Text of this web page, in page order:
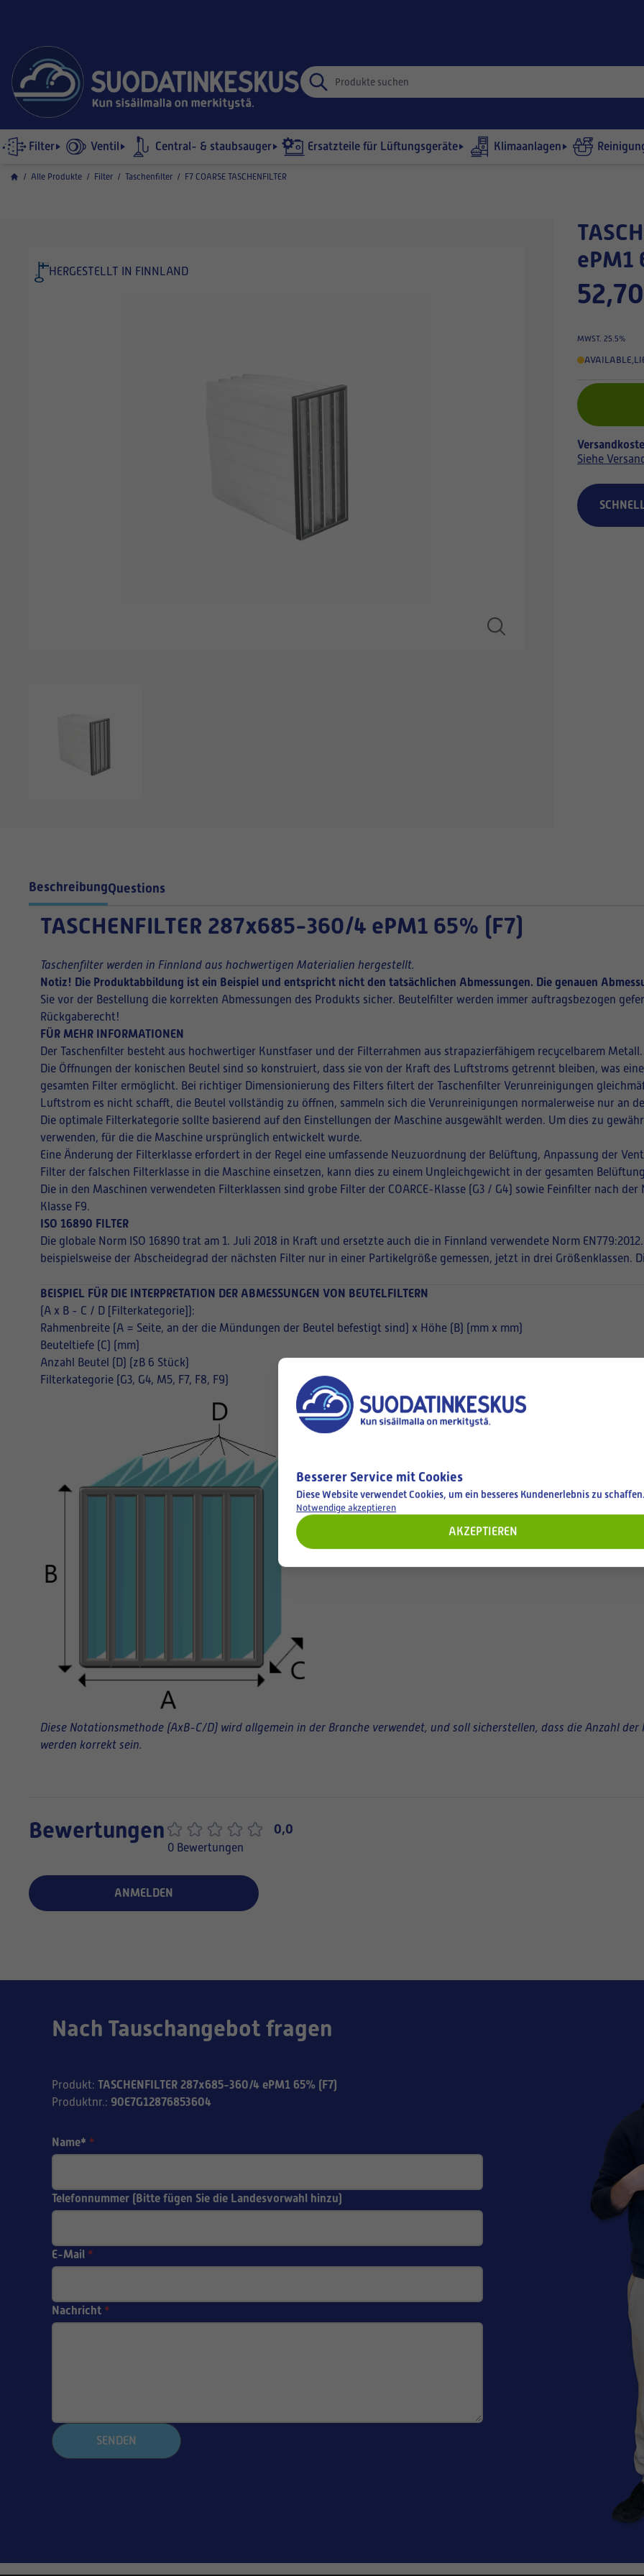
Filter Ventil Central- & staubsauger Ersatzteile für Lüftungsgeräte Klimaanlagen
/ Alle Produkte / Filter / Taschenfilter / F7 COARSE TASCHENFILTER
HERGESTELLT IN FINNLAND
TASCHENFILTER 287x685-360/4
ePM1
MWST. 25.5%
AVAILABLE,
Siehe
BeschreibungQuestions
TASCHENFILTER 287x685-360/4 ePM1 65% (F7)
Taschenfilter werden in Finnland aus hochwertigen Materialien hergestellt.
Notiz! Die Produktabbildung ist ein Beispiel und entspricht nicht den tatsächlichen Abmessungen. Die genauen
Sie vor der Bestellung die korrekten Abmessungen des Produkts sicher. Beutelfilter werden immer auftragsbezogen
Rückgaberecht!
FÜR MEHR INFORMATIONEN
Der Taschenfilter besteht aus hochwertiger Kunstfaser und der Filterrahmen aus strapazierfähigem recycelbarem Metall.
Die Öffnungen der konischen Beutel sind so konstruiert, dass sie von der Kraft des Luftstroms getrennt bleiben, was
gesamten Filter ermöglicht. Bei richtiger Dimensionierung des Filters filtert der Taschenfilter Verunreinigungen
Luftstrom es nicht schafft, die Beutel vollständig zu öffnen, sammeln sich die Verunreinigungen normalerweise nur an
Die optimale Filterkategorie sollte basierend auf den Einstellungen der Maschine ausgewählt werden. Um dies zu
verwenden, für die die Maschine ursprünglich entwickelt wurde.
Eine Änderung der Filterklasse erfordert in der Regel eine umfassende Neuzuordnung der Belüftung, Anpassung der
Filter der falschen Filterklasse in die Maschine einsetzen, kann dies zu einem Ungleichgewicht in der gesamten
Die in den Maschinen verwendeten Filterklassen sind grobe Filter der COARCE-Klasse (G3 / G4) sowie Feinfilter nach
Klasse F9.
ISO 16890 FILTER
Die globale Norm ISO 16890 trat am 1. Juli 2018 in Kraft und ersetzte auch die in Finnland verwendete Norm
beispielsweise der Abscheidegrad der nächsten Filter nur in einer Partikelgröße gemessen, jetzt in drei Größenklassen.
BEISPIEL FÜR DIE INTERPRETATION DER ABMESSUNGEN VON BEUTELFILTERN
(A x B - C / D [Filterkategorie]):
Rahmenbreite (A = Seite, an der die Mündungen der Beutel befestigt sind) x Höhe (B) (mm x mm)
Beuteltiefe (C) (mm)
Anzahl Beutel (D) (zB 6 Stück)
Filterkategorie (G3, G4, M5, F7, F8, F9)
Diese Notationsmethode (AxB-C/D) wird allgemein in der Branche verwendet, und soll sicherstellen, dass die Anzahl
werden korrekt sein.
Bewertungen 0,0
0 Bewertungen
ANMELDEN
Nach Tauschangebot fragen
Produkt: TASCHENFILTER 287x685-360/4 ePM1 65% (F7)
Produktnr.: 90E7G12876853604
Name* *
Telefonnummer (Bitte fügen Sie die Landesvorwahl hinzu)
E-Mail *
Nachricht *
SENDEN
Besserer Service mit Cookies
Diese Website verwendet Cookies, um ein besseres Kundenerlebnis zu schaffen.
Notwendige akzeptieren
AKZEPTIEREN